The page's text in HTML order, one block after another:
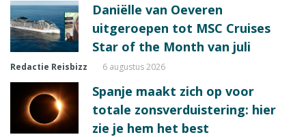
Daniëlle van Oeveren
uitgeroepen tot MSC Cruises
Star of the Month van juli
Redactie Reisbizz 6 augustus 2026
Spanje maakt zich op voor
totale zonsverduistering: hier
zie je hem het best